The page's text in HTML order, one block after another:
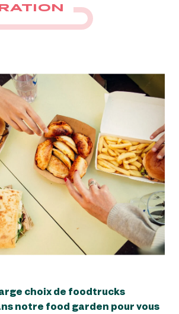
choix de foodtrucks
notre food garden pour vous